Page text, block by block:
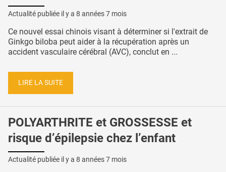
Actualité publiée il y a 8 années 7 mois
Ce nouvel essai chinois visant à déterminer si l'extrait de
Ginkgo biloba peut aider à la récupération après un
accident vasculaire cérébral (AVC), conclut en ...
LIRE LA SUITE
POLYARTHRITE et GROSSESSE et
risque d’épilepsie chez l’enfant
Actualité publiée il y a 8 années 7 mois